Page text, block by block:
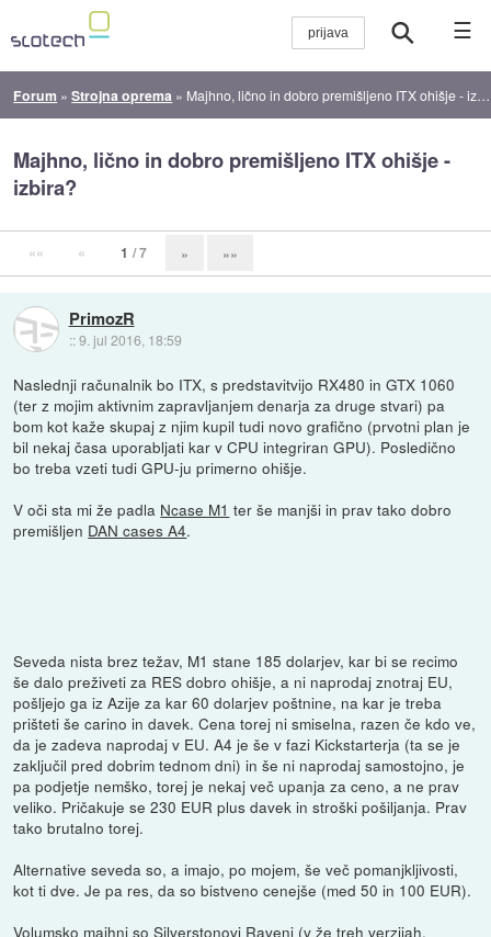
☰
Forum »Strojna oprema » Majhno, lično in dobro premišljeno ITX ohišje - izbira?
Majhno, lično in dobro premišljeno ITX ohišje -
izbira?
«« « 1 / 7 » »»
PrimozR
::9. jul 2016, 18:59
Naslednji računalnik bo ITX, s predstavitvijo RX480 in GTX 1060
(ter z mojim aktivnim zapravljanjem denarja za druge stvari) pa
bom kot kaže skupaj z njim kupil tudi novo grafično (prvotni plan je
bil nekaj časa uporabljati kar v CPU integriran GPU). Posledično
bo treba vzeti tudi GPU-ju primerno ohišje.
V oči sta mi že padla Ncase M1 ter še manjši in prav tako dobro
premišljen DAN cases A4.
Seveda nista brez težav, M1 stane 185 dolarjev, kar bi se recimo
še dalo preživeti za RES dobro ohišje, a ni naprodaj znotraj EU,
pošljejo ga iz Azije za kar 60 dolarjev poštnine, na kar je treba
prišteti še carino in davek. Cena torej ni smiselna, razen če kdo ve,
da je zadeva naprodaj v EU. A4 je še v fazi Kickstarterja (ta se je
zaključil pred dobrim tednom dni) in še ni naprodaj samostojno, je
pa podjetje nemško, torej je nekaj več upanja za ceno, a ne prav
veliko. Pričakuje se 230 EUR plus davek in stroški pošiljanja. Prav
tako brutalno torej.
Alternative seveda so, a imajo, po mojem, še več pomanjkljivosti,
kot ti dve. Je pa res, da so bistveno cenejše (med 50 in 100 EUR).
Volumsko majhni so Silverstonovi Raveni (v že treh verzijah,